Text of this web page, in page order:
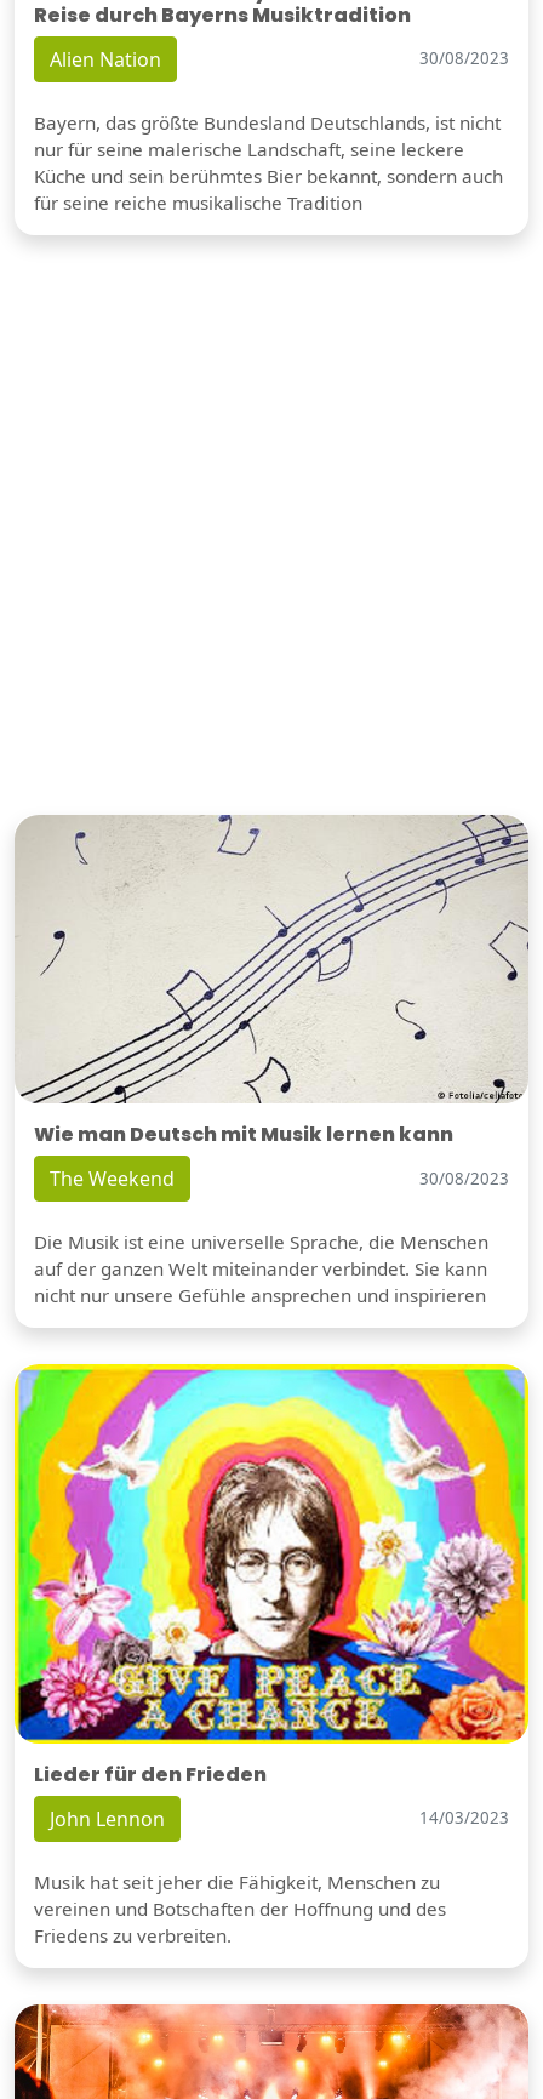
Reise durch Bayerns Musiktradition
Alien Nation 30/08/2023
Bayern, das größte Bundesland Deutschlands, ist nicht
nur für seine malerische Landschaft, seine leckere
Küche und sein berühmtes Bier bekannt, sondern auch
für seine reiche musikalische Tradition
Wie man Deutsch mit Musik lernen kann
The Weekend 30/08/2023
Die Musik ist eine universelle Sprache, die Menschen
auf der ganzen Welt miteinander verbindet. Sie kann
nicht nur unsere Gefühle ansprechen und inspirieren
Lieder für den Frieden
John Lennon 14/03/2023
Musik hat seit jeher die Fähigkeit, Menschen zu
vereinen und Botschaften der Hoffnung und des
Friedens zu verbreiten.